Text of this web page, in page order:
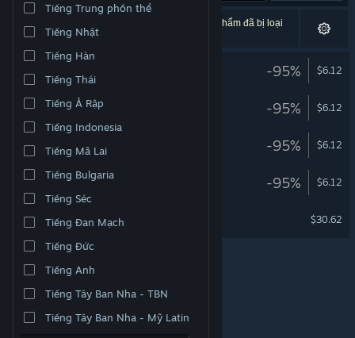
Thay đổi ngôn ngữ
Cài ứng dụng Steam di động
Xem web cho desktop
Tiếng Trung phồn thể
Tiếng Nhật
Tiếng Hàn
Tiếng Thái
Tiếng Ả Rập
Tiếng Indonesia
Tiếng Mã Lai
Tiếng Bulgaria
Tiếng Séc
Tiếng Đan Mạch
Tiếng Đức
Tiếng Anh
Tiếng Tây Ban Nha - TBN
Tiếng Tây Ban Nha - Mỹ Latin
5 kết quả phù hợp tìm kiếm của bạn. 5 tựa sản phẩm đã bị loại
trừ dựa trên tùy chỉnh của bạn.
-95% $6.12
Wordle 4 -95% $6.12
-95% $6.12
Wordle 2 -95% $6.12
$30.62